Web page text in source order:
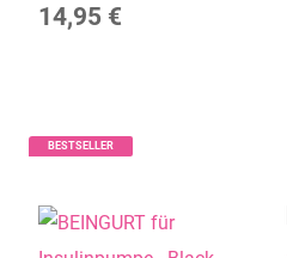
14,95 €
BESTSELLER